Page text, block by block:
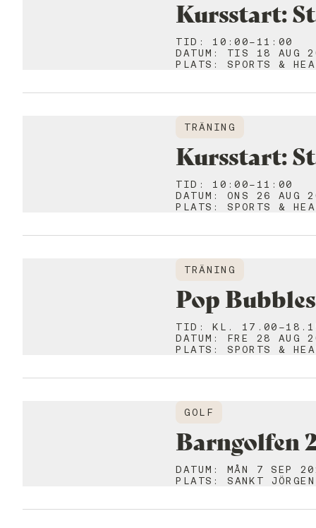
Kursstart:
TID : 10:00-11:00
DATUM :
TIS 18 AUG
PLATS : SPORTS &
TRÄNING
Kursstart:
TID : 10:00-11:00
DATUM :
ONS 26 AUG
PLATS : SPORTS &
TRÄNING
Pop
TID :KL. 17.00-
DATUM :
FRE 28 AUG
PLATS : SPORTS &
GOLF
Barngolfen
DATUM :
MÅN 7 SEP
PLATS : SANKT